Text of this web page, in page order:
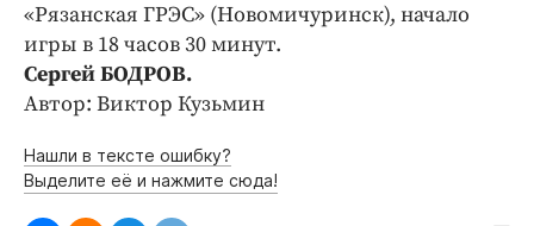
«Рязанская ГРЭС» (Новомичуринск), начало
игры в 18 часов 30 минут.
Сергей БОДРОВ.
Автор: Виктор Кузьмин
Нашли в тексте ошибку?
Выделите её и нажмите сюда!